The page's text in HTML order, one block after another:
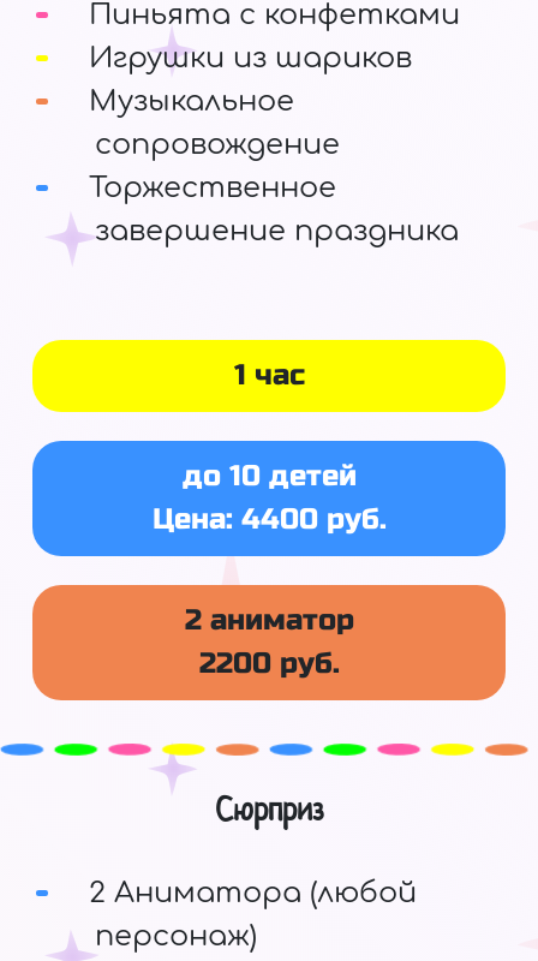
1 час
до 10 детей
Цена: 4400 руб.
2 аниматор
2200 руб.
Пиньята с конфетками
Игрушки из шариков
Музыкальное
сопровождение
Торжественное
завершение праздника
Сюрприз
2 Аниматора (любой
персонаж)